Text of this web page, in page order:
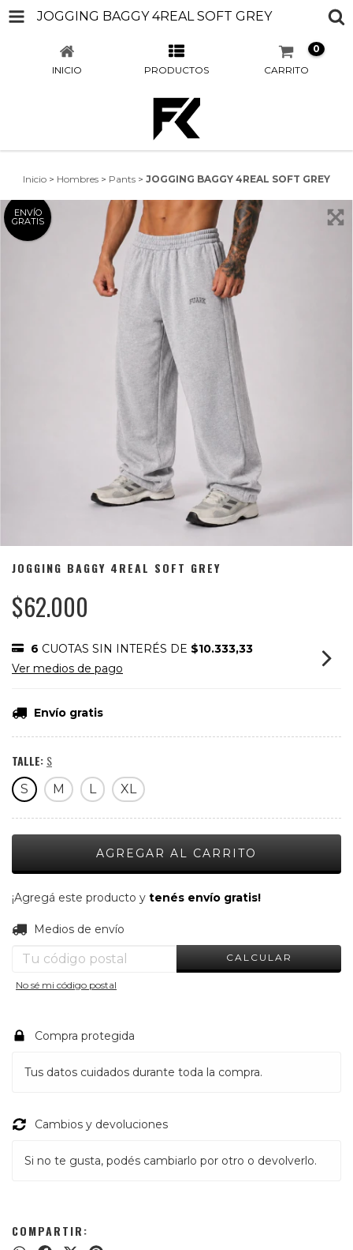
JOGGING BAGGY 4REAL SOFT GREY
INICIO PRODUCTOS CARRITO
0
Inicio > Hombres > Pants > JOGGING BAGGY 4REAL SOFT GREY
ENVÍO
GRATIS
JOGGING BAGGY 4REAL SOFT GREY
$62.000
6 CUOTAS SIN INTERÉS DE $10.333,33
Ver medios de pago
Envío gratis
TALLE: S
S M L XL
¡Agregá este producto y tenés envío gratis!
Entregas para el CP:
Medios de envío
CALCULAR
No sé mi código postal
Compra protegida
Tus datos cuidados durante toda la compra.
Cambios y devoluciones
Si no te gusta, podés cambiarlo por otro o devolverlo.
COMPARTIR: